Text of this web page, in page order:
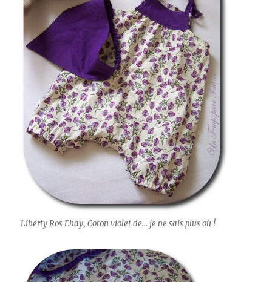
Liberty Ros Ebay, Coton violet de... je ne sais plus où !